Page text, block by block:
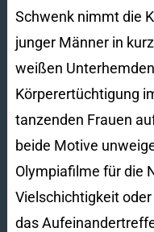
Schwenk nimmt die
junger Männer in
weißen
Körperertüchtigung
tanzenden Frauen
beide Motive
Olympiafilme für die
Vielschichtigkeit
das